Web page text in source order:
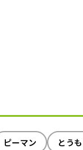
ピーマン とう